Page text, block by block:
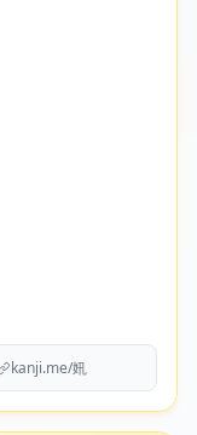
kanji.me/㚨